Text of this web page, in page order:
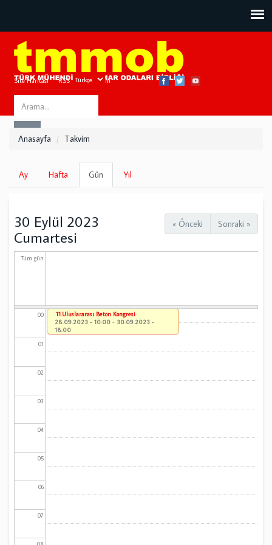
Site Haritası RSS Bize Ulaşın
Search
this
Anasayfa Takvim
Birincil
sekmeler
Ay Hafta Gün
sekme)
Yıl
« Önceki Sonraki »
30 Eylül 2023
Cumartesi
Tüm gün
00
01
02
03
04
05
06
07
11.Uluslararası Beton Kongresi
28.09.2023 - 10:00 - 30.09.2023 -
18:00